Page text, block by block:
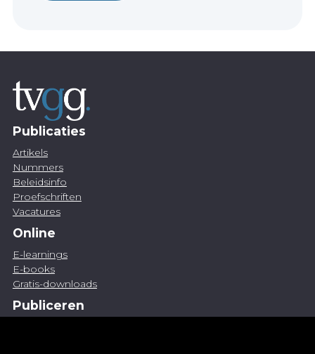
Publicaties
Artikels
Nummers
Beleidsinfo
Proefschriften
Vacatures
Online
E-learnings
E-books
Gratis-downloads
Publiceren